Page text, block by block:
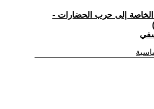
الخاصة إلى حرب الحضارات -